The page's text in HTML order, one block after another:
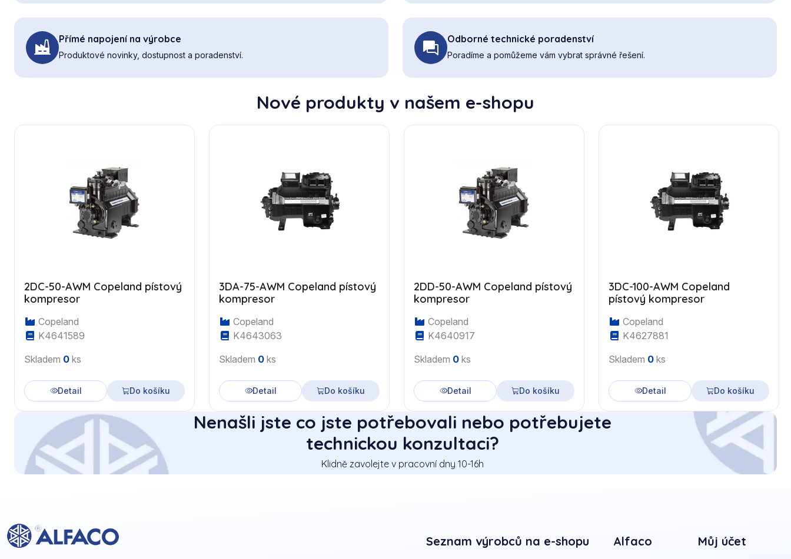
Přímé napojení na výrobce
Produktové novinky, dostupnost a poradenství.
Odborné technické poradenství
Poradíme a pomůžeme vám vybrat správné řešení.
Nové produkty v našem e-shopu
2DC-50-AWM Copeland pístový
kompresor
Copeland
K4641589
Skladem 0 ks
Detail Do košíku
3DA-75-AWM Copeland pístový
kompresor
Copeland
K4643063
Skladem 0 ks
Detail Do košíku
2DD-50-AWM Copeland pístový
kompresor
Copeland
K4640917
Skladem 0 ks
Detail Do košíku
3DC-100-AWM Copeland
pístový kompresor
Copeland
K4627881
Skladem 0 ks
Detail Do košíku
Nenašli jste co jste potřebovali nebo potřebujete
technickou konzultaci?
Klidně zavolejte v pracovní dny 10-16h
Seznam výrobců na e-shopu Alfaco Můj účet